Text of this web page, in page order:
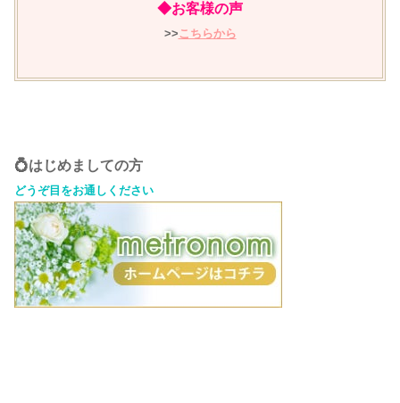
◆お客様の声
>> こちらから
💍はじめましての方
どうぞ目をお通しください